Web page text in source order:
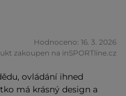
Hodnoceno: 16. 3. 2026
zakoupen na inSPORTline.cz
ovládání ihned
má krásný design a